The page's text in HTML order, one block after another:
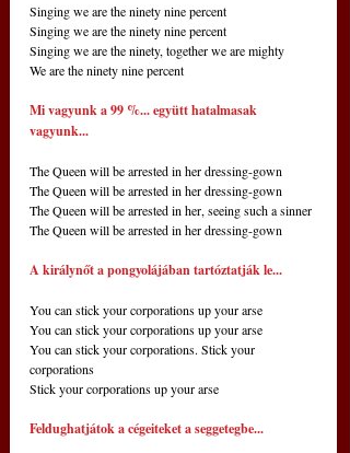
Singing we are the ninety nine percent
Singing we are the ninety nine percent
Singing we are the ninety, together we are mighty
We are the ninety nine percent
Mi vagyunk a 99 %... együtt hatalmasak
vagyunk...
The Queen will be arrested in her dressing-gown
The Queen will be arrested in her dressing-gown
The Queen will be arrested in her, seeing such a sinner
The Queen will be arrested in her dressing-gown
A királynőt a pongyolájában tartóztatják le...
You can stick your corporations up your arse
You can stick your corporations up your arse
You can stick your corporations. Stick your
corporations
Stick your corporations up your arse
Feldughatjátok a cégeiteket a seggetegbe...